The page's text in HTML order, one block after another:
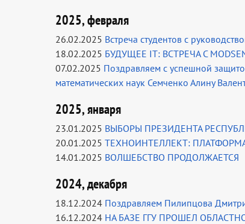
2025, февраля
26.02.2025 Встреча студентов с
18.02.2025 БУДУЩЕЕ IT: ВСТРЕЧА С
07.02.2025 Поздравляем с успешной
математических наук Семченко Алину
2025, января
23.01.2025 ВЫБОРЫ ПРЕЗИДЕНТА
20.01.2025 ТЕХНОИНТЕЛЛЕКТ:
14.01.2025 ВОЛШЕБСТВО ПРОДОЛЖАЕТСЯ
2024, декабря
18.12.2024 Поздравляем Пилипцова
16.12.2024 НА БАЗЕ ГГУ ПРОШЕЛ